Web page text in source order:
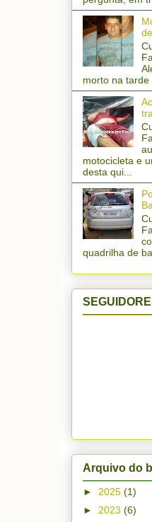
morto na tarde
motocicleta e
desta qui...
quadrilha de
Arquivo do
► 2025 (1)
► 2023 (6)